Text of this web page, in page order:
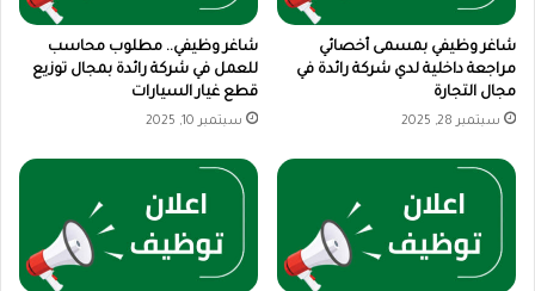
شاغر وظيفي بمسمى أخصائي
مراجعة داخلية لدي شركة رائدة في
مجال التجارة
سبتمبر 28, 2025
شاغر وظيفي.. مطلوب محاسب
للعمل في شركة رائدة بمجال توزيع
قطع غيار السيارات
سبتمبر 10, 2025